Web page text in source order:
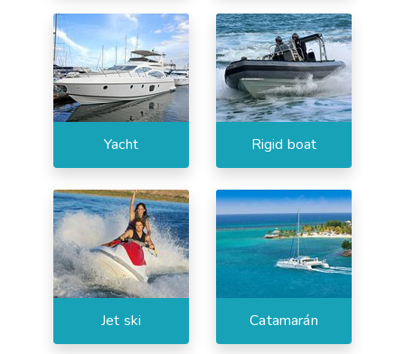
Yacht Rigid boat
Jet ski Catamarán